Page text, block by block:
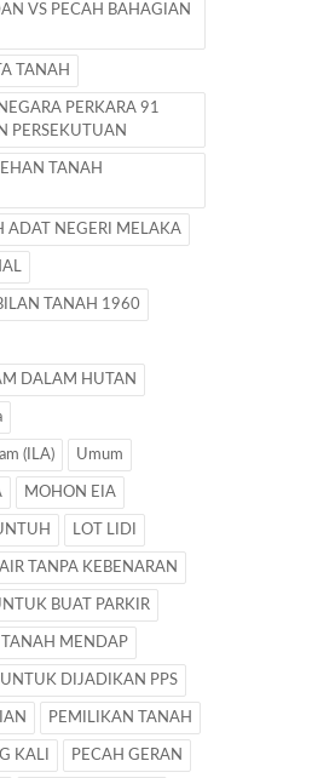
VS PECAH BAHAGIAN
TANAH
PERKARA 91
PERSEKUTUAN
TANAH
ADAT NEGERI MELAKA
TANAH 1960
DALAM HUTAN
(ILA) Umum
MOHON EIA
LOT LIDI
TANPA KEBENARAN
BUAT PARKIR
TANAH MENDAP
UNTUK DIJADIKAN PPS
PEMILIKAN TANAH
KALI PECAH GERAN